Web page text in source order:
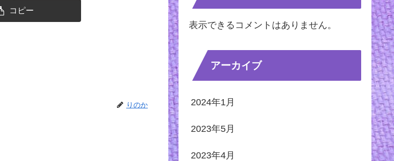
コピー
りのか
表示できるコメントはありません。
アーカイブ
2024年1月
2023年5月
2023年4月